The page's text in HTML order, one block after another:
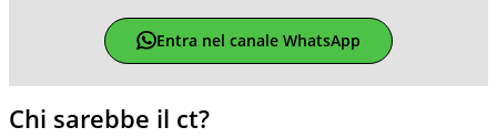
Entra nel canale WhatsApp
Chi sarebbe il ct?